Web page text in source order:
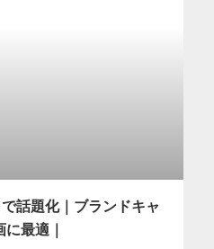
話題化｜ブランドキャ
最適｜